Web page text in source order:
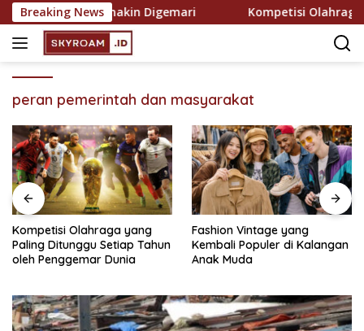
Skip
to
content
Breaking News
yang Semakin Digemari Kompetisi Olahraga
peran pemerintah dan masyarakat
Kompetisi Olahraga yang
Paling Ditunggu Setiap Tahun
oleh Penggemar Dunia
Fashion Vintage yang
Kembali Populer di Kalangan
Anak Muda